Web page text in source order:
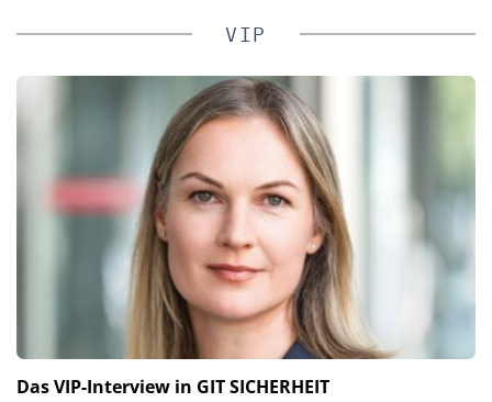
VIP
Das VIP-Interview in GIT SICHERHEIT